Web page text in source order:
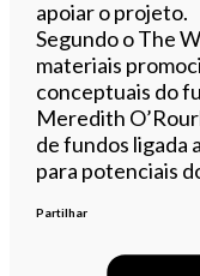
apoiar o projeto.
Segundo o The
materiais
conceptuais do
Meredith
de fundos ligada
para potenciais
Partilhar